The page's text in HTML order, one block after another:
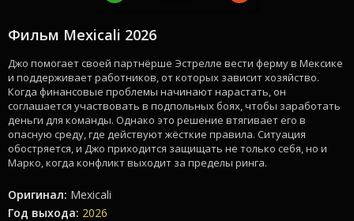
Фильм Mexicali 2026
Джо помогает своей партнёрше Эстрелле вести ферму в Мексике
и поддерживает работников, от которых зависит хозяйство.
Когда финансовые проблемы начинают нарастать, он
соглашается участвовать в подпольных боях, чтобы заработать
деньги для команды. Однако это решение втягивает его в
опасную среду, где действуют жёсткие правила. Ситуация
обостряется, и Джо приходится защищать не только себя, но и
Марко, когда конфликт выходит за пределы ринга.
Оригинал: Mexicali
Год выхода: 2026